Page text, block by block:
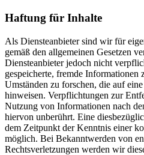
Haftung für Inhalte
Als Diensteanbieter sind wir für
gemäß den allgemeinen Gesetzen
Diensteanbieter jedoch nicht
gespeicherte, fremde Informationen
Umständen zu forschen, die auf
hinweisen. Verpflichtungen zur
Nutzung von Informationen nach
hiervon unberührt. Eine
dem Zeitpunkt der Kenntnis einer
möglich. Bei Bekanntwerden von
Rechtsverletzungen werden wir